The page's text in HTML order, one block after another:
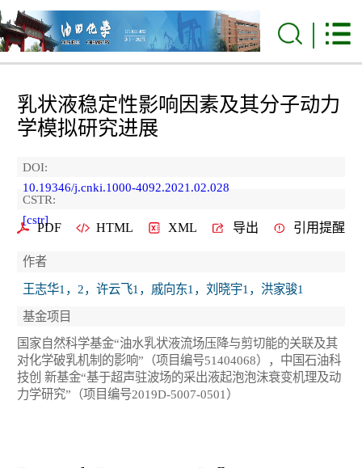
乳状液稳定性影响因素及其分子动力
学模拟研究进展
DOI:
10.19346/j.cnki.1000-4092.2021.02.028
CSTR:
[cstr]
PDF HTML XML 导出 引用提醒
作者
王志华1，2，许云飞1，戚向东1，刘晓宇1，洪家骏1
基金项目
国家自然科学基金“油水乳状液流场压降与剪切能的关联及其
对化学破乳机制的影响”（项目编号51404068），中国石油科
技创 新基金“基于超声驻波场的采出液起泡泡沫衰变机理及动
力学研究”（项目编号2019D-5007-0501）